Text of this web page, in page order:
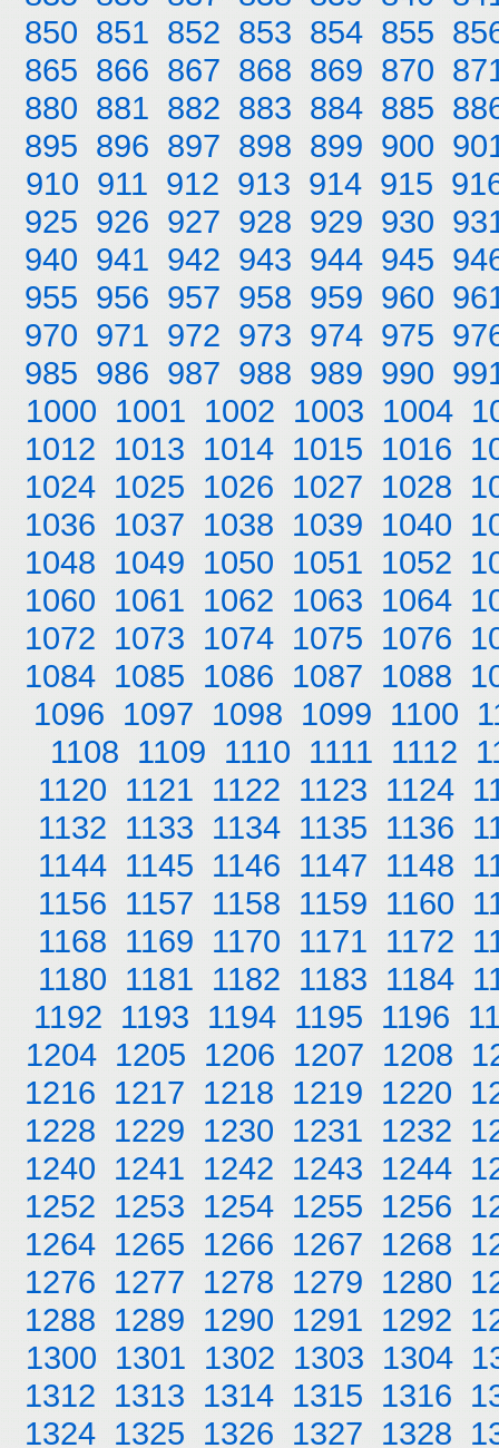
850 851 852 853 854 855
865 866 867 868 869 870
880 881 882 883 884 885
895 896 897 898 899 900
910 911 912 913 914 915
925 926 927 928 929 930
940 941 942 943 944 945
955 956 957 958 959 960
970 971 972 973 974 975
985 986 987 988 989 990
1000 1001 1002 1003 1004
1012 1013 1014 1015 1016
1024 1025 1026 1027 1028
1036 1037 1038 1039 1040
1048 1049 1050 1051 1052
1060 1061 1062 1063 1064
1072 1073 1074 1075 1076
1084 1085 1086 1087 1088
1096 1097 1098 1099 1100
1108 1109 1110 1111 1112
1120 1121 1122 1123 1124
1132 1133 1134 1135 1136
1144 1145 1146 1147 1148
1156 1157 1158 1159 1160
1168 1169 1170 1171 1172
1180 1181 1182 1183 1184
1192 1193 1194 1195 1196
1204 1205 1206 1207 1208
1216 1217 1218 1219 1220
1228 1229 1230 1231 1232
1240 1241 1242 1243 1244
1252 1253 1254 1255 1256
1264 1265 1266 1267 1268
1276 1277 1278 1279 1280
1288 1289 1290 1291 1292
1300 1301 1302 1303 1304
1312 1313 1314 1315 1316
1324 1325 1326 1327 1328